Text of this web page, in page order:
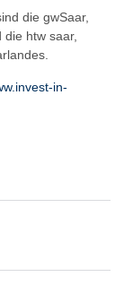
die gwSaar,
die htw saar,
in-